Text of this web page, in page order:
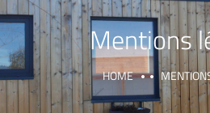
Mentions
HOME